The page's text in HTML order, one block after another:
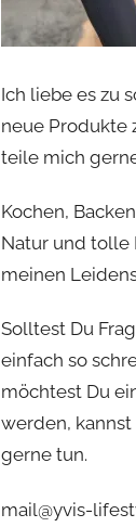
Ich liebe es zu
neue Produkte
teile mich
Kochen,
Natur und tolle
meinen
Solltest Du
einfach so
möchtest Du
werden,
gerne tun.
mail@yvis-